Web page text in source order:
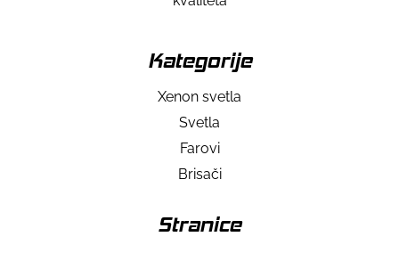
Kategorije
Xenon svetla
Svetla
Farovi
Brisači
Stranice